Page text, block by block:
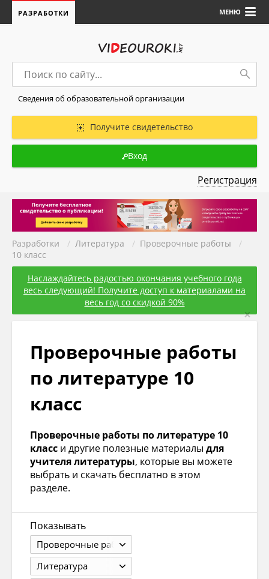
МЕНЮ
РАЗРАБОТКИ
Сведения об образовательной организации
Получите свидетельство
Вход
Регистрация
Разработки / Литература / Проверочные работы
/
10 класс
Наслаждайтесь радостью окончания учебного года
весь следующий! Получите доступ к материалами на
весь год со скидкой 90%
×
Проверочные работы
по литературе 10
класс
Проверочные работы по литературе 10
класс и другие полезные материалы для
учителя литературы, которые вы можете
выбрать и скачать бесплатно в этом
разделе.
Показывать
Проверочные работы
Литература